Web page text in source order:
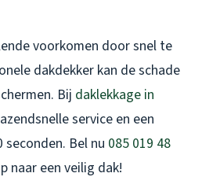
voorkomen door snel te
dakdekker kan de schade
Bij daklekkage in
service en een
Bel nu 085 019 48
naar een veilig dak!